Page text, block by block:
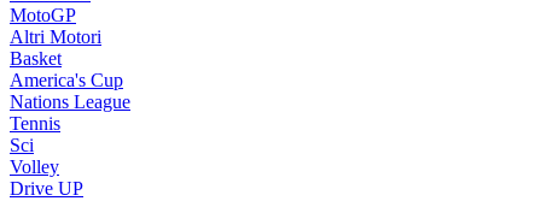
MotoGP
Altri Motori
Basket
America's Cup
Nations League
Tennis
Sci
Volley
Drive UP